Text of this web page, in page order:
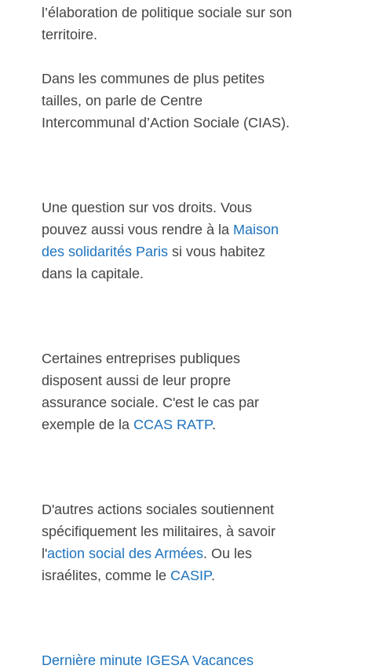
l’élaboration de politique sociale sur son
territoire.
Dans les communes de plus petites
tailles, on parle de Centre
Intercommunal d’Action Sociale (CIAS).
Une question sur vos droits. Vous
pouvez aussi vous rendre à la Maison
des solidarités Paris si vous habitez
dans la capitale.
Certaines entreprises publiques
disposent aussi de leur propre
assurance sociale. C'est le cas par
exemple de la CCAS RATP.
D'autres actions sociales soutiennent
spécifiquement les militaires, à savoir
l'action social des Armées. Ou les
israélites, comme le CASIP.
Dernière minute IGESA Vacances